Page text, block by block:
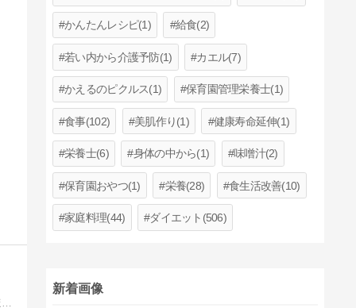
料理できない管理栄養士／仕事はお金のため／本業＋株でのんびり生きてます／地方在住／都内にも家アリ／アクアリウム／写真／車ほぢい／
かんたんレシピ(1) 給食(2)
若い内から介護予防(1) カエル(7)
かえるのピクルス(1) 保育園管理栄養士(1)
食事(102) 美肌作り(1) 健康寿命延伸(1)
栄養士(6) 身体の中から(1) 味噌汁(2)
保育園おやつ(1) 栄養(28) 食生活改善(10)
家庭料理(44) ダイエット(506)
新着画像